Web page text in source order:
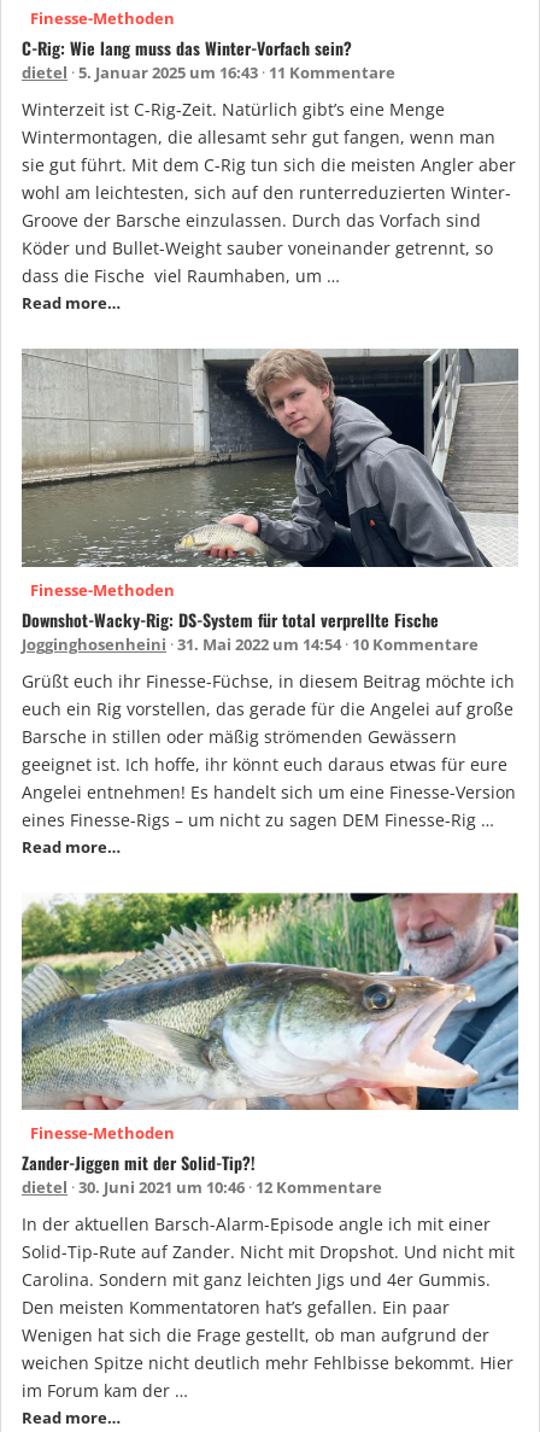
Finesse-Methoden
C-Rig: Wie lang muss das Winter-Vorfach sein?
dietel 5. Januar 2025 um 16:43 11 Kommentare
Winterzeit ist C-Rig-Zeit. Natürlich gibt’s eine Menge
Wintermontagen, die allesamt sehr gut fangen, wenn man
sie gut führt. Mit dem C-Rig tun sich die meisten Angler aber
wohl am leichtesten, sich auf den runterreduzierten Winter-
Groove der Barsche einzulassen. Durch das Vorfach sind
Köder und Bullet-Weight sauber voneinander getrennt, so
dass die Fische viel Raumhaben, um …
Read more…
Finesse-Methoden
Downshot-Wacky-Rig: DS-System für total verprellte Fische
Jogginghosenheini 31. Mai 2022 um 14:54 10 Kommentare
Grüßt euch ihr Finesse-Füchse, in diesem Beitrag möchte ich
euch ein Rig vorstellen, das gerade für die Angelei auf große
Barsche in stillen oder mäßig strömenden Gewässern
geeignet ist. Ich hoffe, ihr könnt euch daraus etwas für eure
Angelei entnehmen! Es handelt sich um eine Finesse-Version
eines Finesse-Rigs – um nicht zu sagen DEM Finesse-Rig …
Read more…
Finesse-Methoden
Zander-Jiggen mit der Solid-Tip?!
dietel 30. Juni 2021 um 10:46 12 Kommentare
In der aktuellen Barsch-Alarm-Episode angle ich mit einer
Solid-Tip-Rute auf Zander. Nicht mit Dropshot. Und nicht mit
Carolina. Sondern mit ganz leichten Jigs und 4er Gummis.
Den meisten Kommentatoren hat’s gefallen. Ein paar
Wenigen hat sich die Frage gestellt, ob man aufgrund der
weichen Spitze nicht deutlich mehr Fehlbisse bekommt. Hier
im Forum kam der …
Read more…